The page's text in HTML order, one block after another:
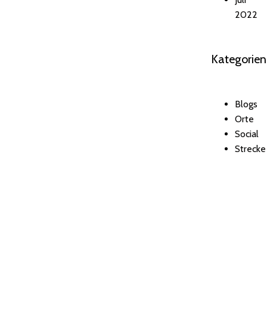
2022
Kategorien
Blogs
Orte
Social
Strecke